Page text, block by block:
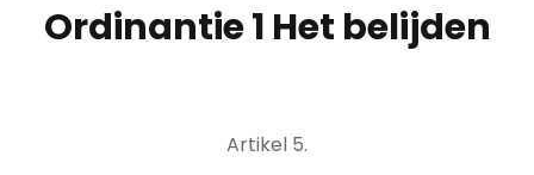
Ordinantie 1 Het belijden
Artikel 5.